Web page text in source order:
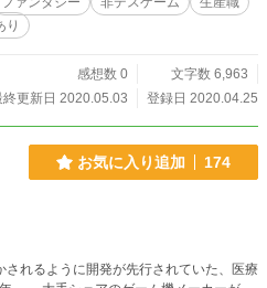
り
感想数 0
文字数 6,963
終更新日 2020.05.03
登録日 2020.04.25
お気に入り追加 174
れるように開発が先行されていた、医療